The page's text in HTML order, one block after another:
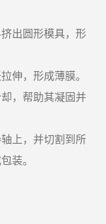
出圆形模具，形
伸，形成薄膜。
，帮助其凝固并
上，并切割到所
装。